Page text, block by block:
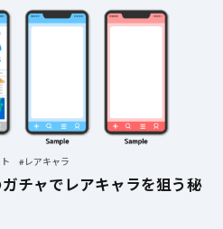
#レアキャラ
チャでレアキャラを狙う秘